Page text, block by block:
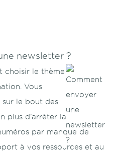
newsletter ?
choisir le thème
Vous
sur le bout des
plus d’arrêter la
par manque de
à vos ressources et au